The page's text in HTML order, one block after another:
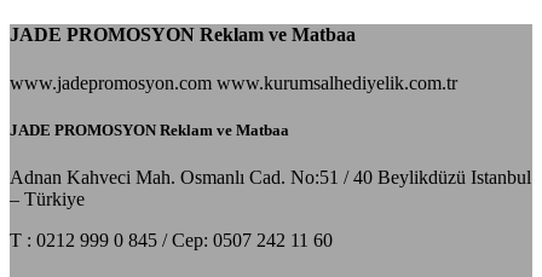
JADE PROMOSYON Reklam ve Matbaa
www.jadepromosyon.com www.kurumsalhediyelik.com.tr
JADE PROMOSYON Reklam ve Matbaa
Adnan Kahveci Mah. Osmanlı Cad. No:51 / 40 Beylikdüzü Istanbul
– Türkiye
T : 0212 999 0 845 / Cep: 0507 242 11 60